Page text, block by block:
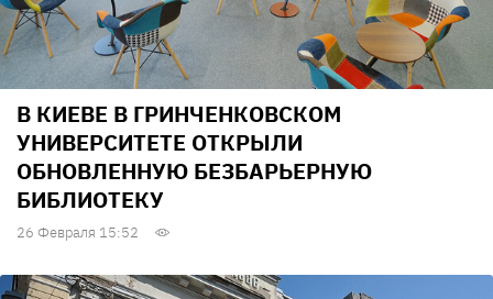
В КИЕВЕ В ГРИНЧЕНКОВСКОМ
УНИВЕРСИТЕТЕ ОТКРЫЛИ
ОБНОВЛЕННУЮ БЕЗБАРЬЕРНУЮ
БИБЛИОТЕКУ
26 Февраля 15:52